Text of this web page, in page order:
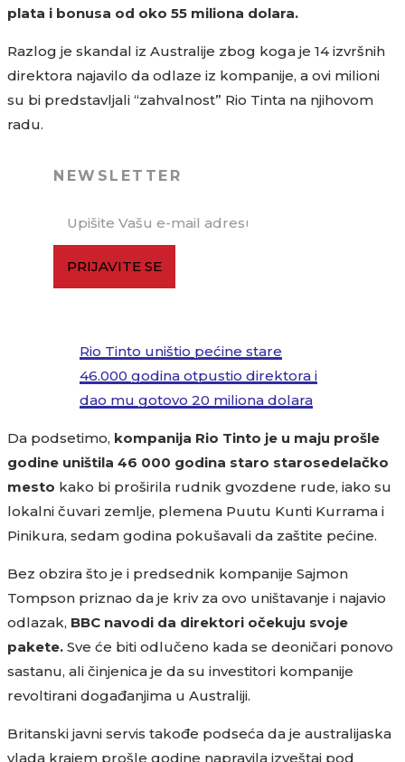
plata i bonusa od oko 55 miliona dolara.
Razlog je skandal iz Australije zbog koga je 14 izvršnih
direktora najavilo da odlaze iz kompanije, a ovi milioni
su bi predstavljali “zahvalnost” Rio Tinta na njihovom
radu.
NEWSLETTER
PRIJAVITE SE
Rio Tinto uništio pećine stare
46.000 godina otpustio direktora i
dao mu gotovo 20 miliona dolara
Da podsetimo, kompanija Rio Tinto je u maju prošle
godine uništila 46 000 godina staro starosedelačko
mesto kako bi proširila rudnik gvozdene rude, iako su
lokalni čuvari zemlje, plemena Puutu Kunti Kurrama i
Pinikura, sedam godina pokušavali da zaštite pećine.
Bez obzira što je i predsednik kompanije Sajmon
Tompson priznao da je kriv za ovo uništavanje i najavio
odlazak, BBC navodi da direktori očekuju svoje
pakete. Sve će biti odlučeno kada se deoničari ponovo
sastanu, ali činjenica je da su investitori kompanije
revoltirani događanjima u Australiji.
Britanski javni servis takođe podseća da je australijaska
vlada krajem prošle godine napravila izveštaj pod